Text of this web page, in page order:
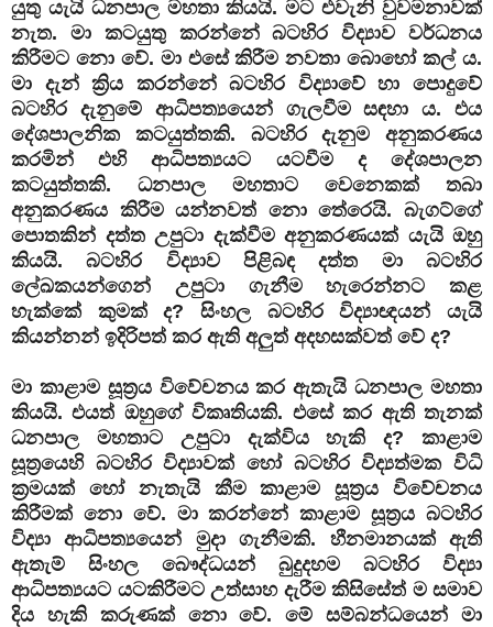
යුතු යැයි ධනපාල මහතා කියයි. මට එවැනි වුවමනාවක්
නැත. මා කටයුතු කරන්නේ බටහිර විද්‍යාව වර්ධනය
කිරීමට නො වේ. මා එසේ කිරීම නවතා බොහෝ කල් ය.
මා දැන් ක්‍රිය කරන්නේ බටහිර විද්‍යාවේ හා පොදුවේ
බටහිර දැනුමේ ආධිපත්‍යයෙන් ගැලවීම සඳහා ය. එය
දේශපාලනික කටයුත්තකි. බටහිර දැනුම අනුකරණය
කරමින් එහි ආධිපත්‍යයට යටවීම ද දේශපාලන
කටයුත්තකි. ධනපාල මහතාට වෙනෙකක් තබා
අනුකරණය කිරීම යන්නවත් නො තේරෙයි. බැගට්ගේ
පොතකින් දත්ත උපුටා දැක්වීම අනුකරණයක් යැයි ඔහු
කියයි. බටහිර විද්‍යාව පිළිබඳ දත්ත මා බටහිර
ලේඛකයන්ගෙන් උපුටා ගැනීම හැරෙන්නට කළ
හැක්කේ කුමක් ද? සිංහල බටහිර විද්‍යාඥයන් යැයි
කියන්නන් ඉදිරිපත් කර ඇති අලුත් අදහසක්වත් වේ ද?
මා කාළාම සූත්‍රය විවේචනය කර ඇතැයි ධනපාල මහතා
කියයි. එයත් ඔහුගේ විකෘතියකි. එසේ කර ඇති තැනක්
ධනපාල මහතාට උපුටා දැක්විය හැකි ද? කාළාම
සූත්‍රයෙහි බටහිර විද්‍යාවක් හෝ බටහිර විද්‍යත්මක විධි
ක්‍රමයක් හෝ නැතැයි කීම කාළාම සූත්‍රය විවේචනය
කිරීමක් නො වේ. මා කරන්නේ කාළාම සූත්‍රය බටහිර
විද්‍යා ආධිපත්‍යයෙන් මුදා ගැනීමකි. හීනමානයක් ඇති
ඇතැම් සිංහල බෞද්ධයන් බුදුදහම බටහිර විද්‍යා
ආධිපත්‍යයට යටකිරීමට උත්සාහ දැරීම කිසිසේත් ම සමාව
දිය හැකි කරුණක් නො වේ. මේ සම්බන්ධයෙන් මා